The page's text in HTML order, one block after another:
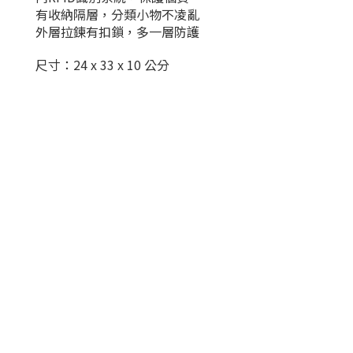
有收納隔層，分類小物不凌亂
外層拉鍊有扣鎖，多一層防護
尺寸：24 x 33 x 10 公分